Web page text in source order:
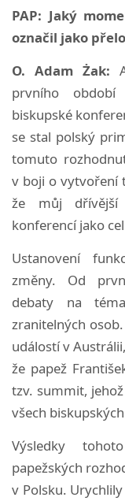
PAP: Jaký
označil jako
O. Adam Żak:
prvního
biskupské
se stal polský
tomuto
v boji o vytvoření
že můj dřívější
konferencí jako
Ustanovení
změny. Od
debaty na
zranitelných
událostí v
že papež
tzv. summit,
všech
Výsledky
papežských
v Polsku.